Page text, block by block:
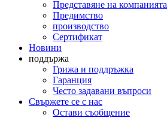
Представяне на компанията
Предимство
производство
Сертификат
Новини
поддържа
Грижа и поддръжка
Гаранция
Често задавани въпроси
Свържете се с нас
Остави съобщение